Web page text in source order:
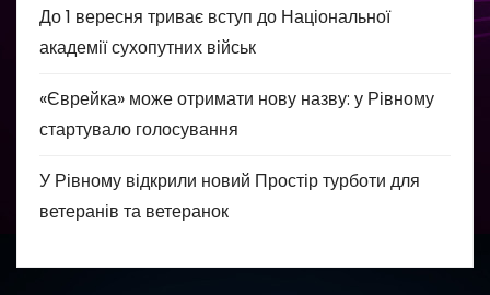
До 1 вересня триває вступ до Національної
академії сухопутних військ
«Єврейка» може отримати нову назву: у Рівному
стартувало голосування
У Рівному відкрили новий Простір турботи для
ветеранів та ветеранок